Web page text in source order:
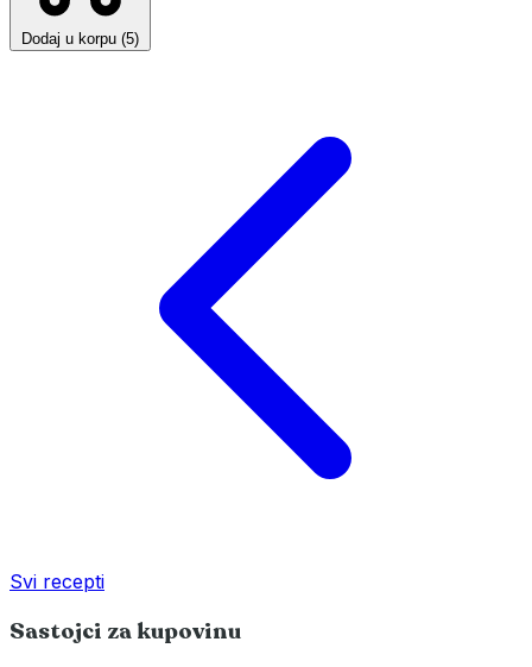
Dodaj u korpu (5)
Svi recepti
Sastojci za kupovinu